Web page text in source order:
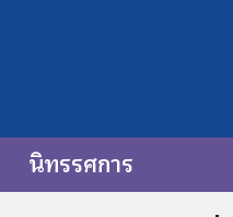
นิทรรศการ